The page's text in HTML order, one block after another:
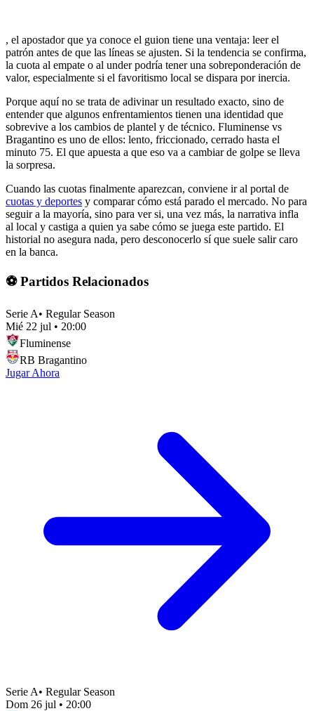
, el apostador que ya conoce el guion tiene una ventaja: leer el
patrón antes de que las líneas se ajusten. Si la tendencia se confirma,
la cuota al empate o al under podría tener una sobreponderación de
valor, especialmente si el favoritismo local se dispara por inercia.
Porque aquí no se trata de adivinar un resultado exacto, sino de
entender que algunos enfrentamientos tienen una identidad que
sobrevive a los cambios de plantel y de técnico. Fluminense vs
Bragantino es uno de ellos: lento, friccionado, cerrado hasta el
minuto 75. El que apuesta a que eso va a cambiar de golpe se lleva
la sorpresa.
Cuando las cuotas finalmente aparezcan, conviene ir al portal de
cuotas y deportes y comparar cómo está parado el mercado. No para
seguir a la mayoría, sino para ver si, una vez más, la narrativa infla
al local y castiga a quien ya sabe cómo se juega este partido. El
historial no asegura nada, pero desconocerlo sí que suele salir caro
en la banca.
⚽ Partidos Relacionados
Serie A• Regular Season
Mié 22 jul • 20:00
Fluminense
RB Bragantino
Jugar Ahora
Serie A• Regular Season
Dom 26 jul • 20:00